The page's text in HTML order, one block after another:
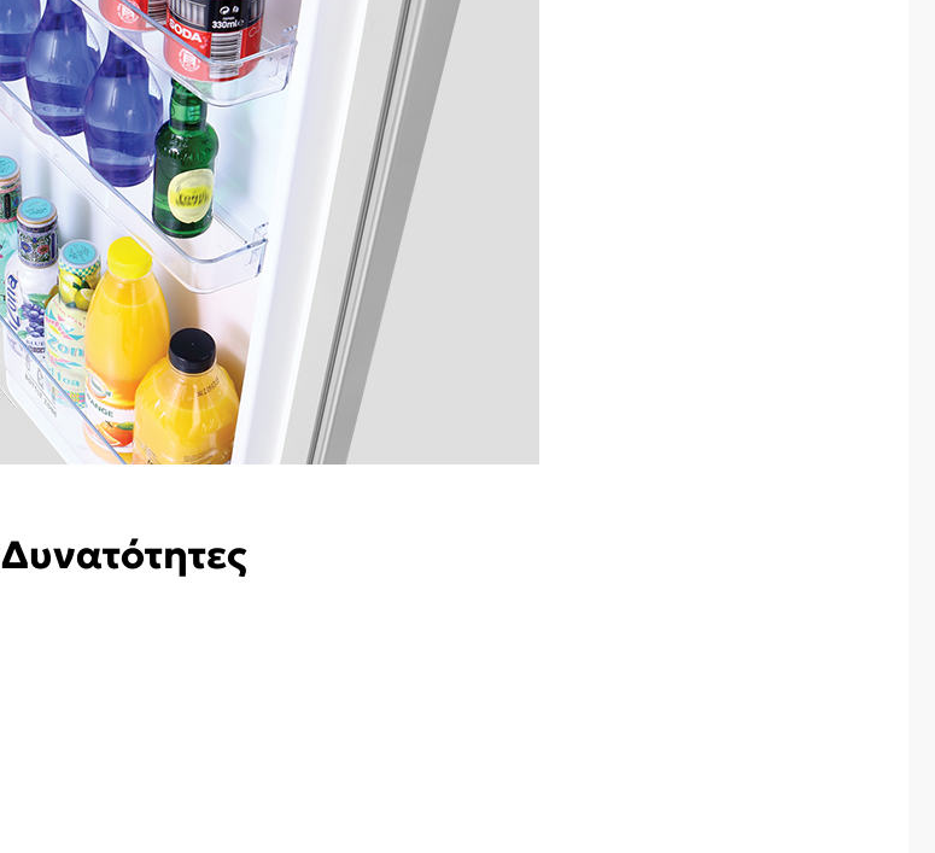
Δυνατότητες